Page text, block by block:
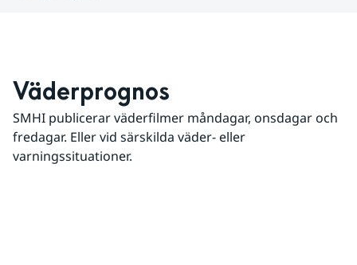
Väderprognos
SMHI publicerar väderfilmer måndagar, onsdagar och
fredagar. Eller vid särskilda väder- eller
varningssituationer.